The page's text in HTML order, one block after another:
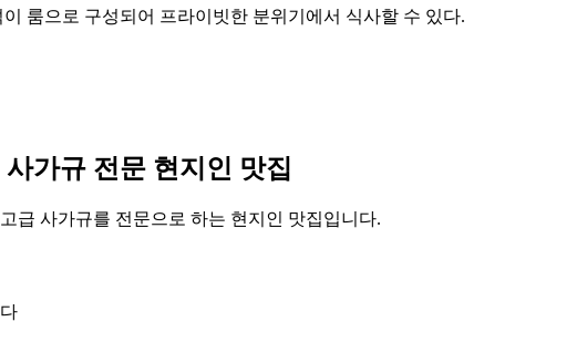
룸으로 구성되어 프라이빗한 분위기에서 식사할 수 있다.
가규 전문 현지인 맛집
급 사가규를 전문으로 하는 현지인 맛집입니다.